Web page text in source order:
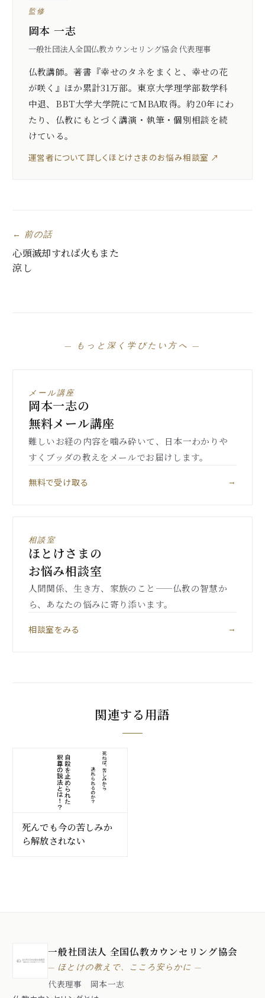
監修
岡本 一志
一般社団法人全国仏教カウンセリング協会 代表理事
仏教講師。著書『幸せのタネをまくと、幸せの花
が咲く』ほか累計31万部。東京大学理学部数学科
中退、BBT大学大学院にてMBA取得。約20年にわ
たり、仏教にもとづく講演・執筆・個別相談を続
けている。
運営者について詳しく ほとけさまのお悩み相談室 ↗
← 前の話
心頭滅却すれば火もまた
涼し
— もっと深く学びたい方へ —
メール講座
岡本一志の
無料メール講座
難しいお経の内容を噛み砕いて、日本一わかりや
すくブッダの教えをメールでお届けします。
無料で受け取る →
相談室
ほとけさまの
お悩み相談室
人間関係、生き方、家族のこと——仏教の智慧か
ら、あなたの悩みに寄り添います。
相談室をみる →
関連する用語
死んでも今の苦しみか
ら解放されない
一般社団法人 全国仏教カウンセリング協会
— ほとけの教えで、こころ安らかに —
代表理事 岡本一志